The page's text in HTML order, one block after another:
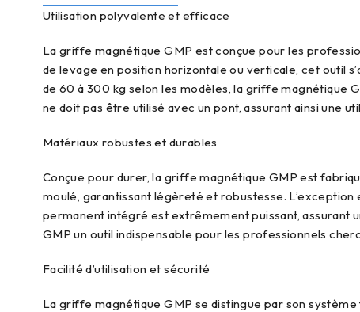
utilisation polyvalente et efficace
La griffe magnétique GMP est conçue pour les professionnels nécessitant une solution fiable pour la manutention de tôles d’épaisseur minimum 1 à 2 mm. Grâce à sa capacité
de levage en position horizontale ou verticale, cet outil
de 60 à 300 kg selon les modèles, la griffe magnétique
ne doit pas être utilisé avec un pont, assurant ainsi une
matériaux robustes et durables
Conçue pour durer, la griffe magnétique GMP est fabriquée avec des matériaux de haute qualité. La plupart des modèles sont dotés d’un corps et d’une poignée en aluminium
moulé, garantissant légèreté et robustesse. L’exception
permanent intégré est extrêmement puissant, assurant
GMP un outil indispensable pour les professionnels
facilité d’utilisation et sécurité
La griffe magnétique GMP se distingue par son système toujours en position Marche, offrant une manipulation sans effort. La poignée avec excentrique permet de libérer